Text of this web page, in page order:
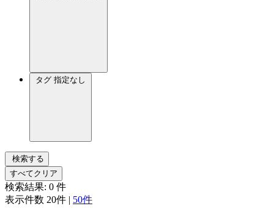
タグ 指定なし
検索する
すべてクリア
検索結果: 0 件
表示件数 20件 | 50件